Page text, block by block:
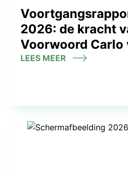
2026: de kracht
Voorwoord Carlo
LEES MEER